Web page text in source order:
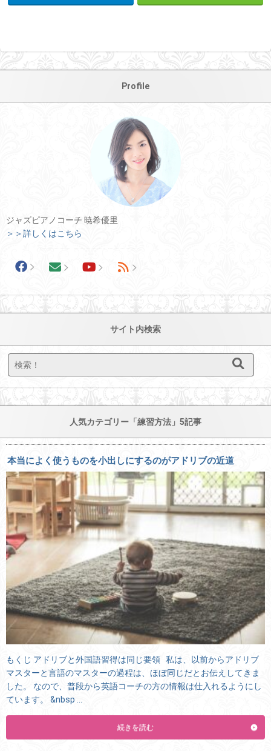
Profile
ジャズピアノコーチ 暁希優里
＞＞詳しくはこちら
サイト内検索
人気カテゴリー「練習方法」5記事
本当によく使うものを小出しにするのがアドリブの近道
もくじ アドリブと外国語習得は同じ要領 私は、以前からアドリブ
マスターと言語のマスターの過程は、ほぼ同じだとお伝えしてきま
した。 なので、普段から英語コーチの方の情報は仕入れるようにし
ています。 &nbsp …
続きを読む